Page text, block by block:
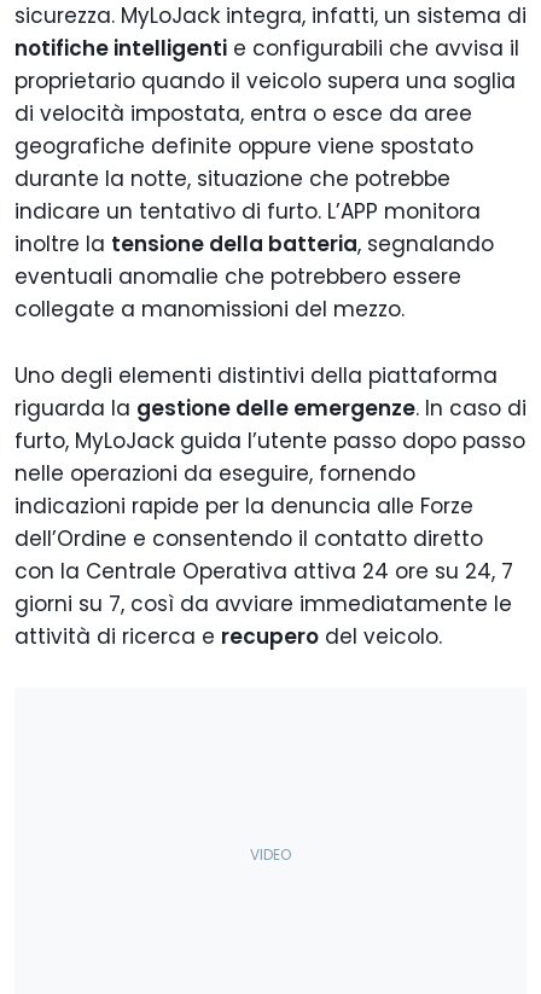
sicurezza. MyLoJack integra, infatti, un sistema di
notifiche intelligenti e configurabili che avvisa il
proprietario quando il veicolo supera una soglia
di velocità impostata, entra o esce da aree
geografiche definite oppure viene spostato
durante la notte, situazione che potrebbe
indicare un tentativo di furto. L’APP monitora
inoltre la tensione della batteria, segnalando
eventuali anomalie che potrebbero essere
collegate a manomissioni del mezzo.
Uno degli elementi distintivi della piattaforma
riguarda la gestione delle emergenze. In caso di
furto, MyLoJack guida l’utente passo dopo passo
nelle operazioni da eseguire, fornendo
indicazioni rapide per la denuncia alle Forze
dell’Ordine e consentendo il contatto diretto
con la Centrale Operativa attiva 24 ore su 24, 7
giorni su 7, così da avviare immediatamente le
attività di ricerca e recupero del veicolo.